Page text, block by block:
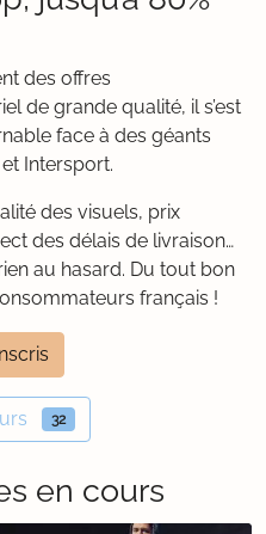
des offres
de grande qualité, il s’est
face à des géants
Intersport.
des visuels, prix
des délais de livraison…
au hasard. Du tout bon
français !
32
en cours